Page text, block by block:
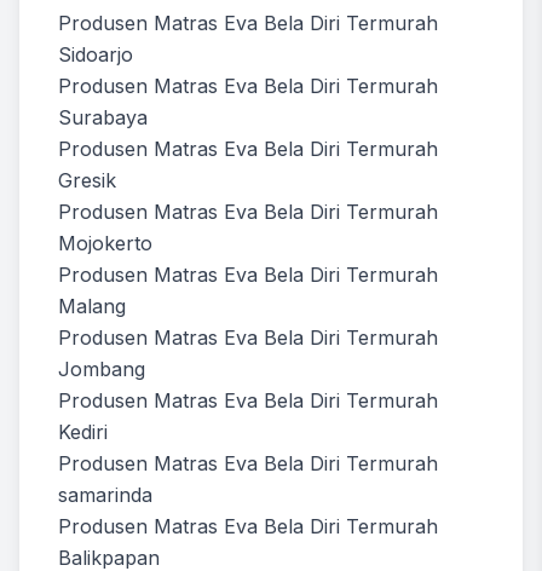
Produsen Matras Eva Bela Diri Termurah
Sidoarjo
Produsen Matras Eva Bela Diri Termurah
Surabaya
Produsen Matras Eva Bela Diri Termurah
Gresik
Produsen Matras Eva Bela Diri Termurah
Mojokerto
Produsen Matras Eva Bela Diri Termurah
Malang
Produsen Matras Eva Bela Diri Termurah
Jombang
Produsen Matras Eva Bela Diri Termurah
Kediri
Produsen Matras Eva Bela Diri Termurah
samarinda
Produsen Matras Eva Bela Diri Termurah
Balikpapan